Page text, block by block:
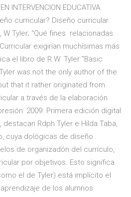
INTERVENCION EDUCATIVA.
curricular? Diseño curricular.
W Tyler; “Qué fines relacionadas
exigirían muchísimas más
el libro de R.W. Tyler "Basic
was not the only author of the
that it rather originated from
a través de la elaboración
2009. Primera edición digital
destacan Rdph Tyler e Hilda Taba,
cuya dológicas de diseño
de organizadón del currículo,
por objetivos. Esto significa
el de Tyler) está implícito el
de los alumnos